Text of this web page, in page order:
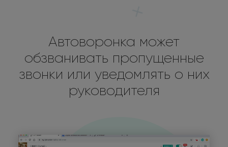
Автоворонка может
обзванивать пропущенные
звонки или уведомлять о них
руководителя